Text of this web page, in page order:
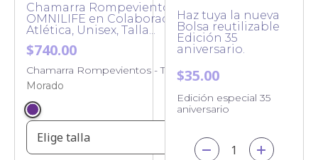
Chamarra Rompevientos
OMNILIFE en Colaboración con
Atlética, Unisex, Talla...
$740.00
Chamarra Rompevientos - Talla chica
Morado
Elige talla
Haz tuya la nueva
Bolsa reutilizable
Edición 35
aniversario.
$35.00
Edición especial 35
aniversario